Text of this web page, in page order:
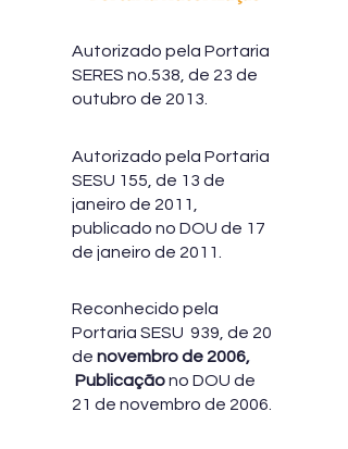
Autorizado pela Portaria
SERES no.538, de 23 de
outubro de 2013.
Autorizado pela Portaria
SESU 155, de 13 de
janeiro de 2011,
publicado no DOU de 17
de janeiro de 2011.
Reconhecido pela
Portaria SESU 939, de 20
de novembro de 2006,
Publicaçãono DOU de
21 de novembro de 2006.